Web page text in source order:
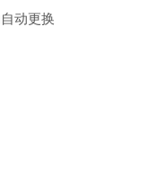
动更换